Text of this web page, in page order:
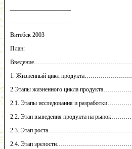
Витебск 2003
План:
1. Жизненный цикл
2.Этапы жизненного цикла
2.1. Этапы исследования и
2.2. Этап выведения продукта на
2.3. Этап
2.4. Этап